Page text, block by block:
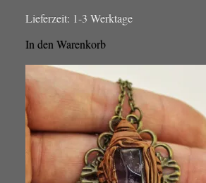
Lieferzeit: 1-3 Werktage
In den Warenkorb